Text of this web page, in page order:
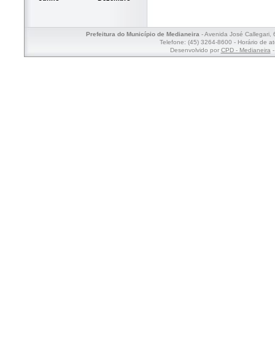
Prefeitura do Município de Medianeira- Avenida José Callegari,
Telefone: (45) 3264-8600 - Horário de
Desenvolvido por CPD - Medianeira-